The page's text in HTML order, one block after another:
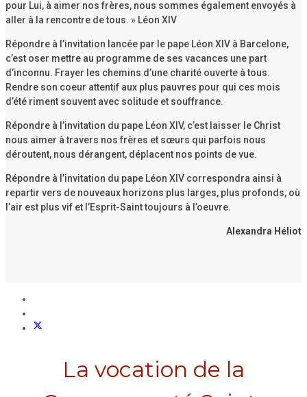
pour Lui, à aimer nos frères, nous sommes également envoyés à
aller à la rencontre de tous. » Léon XIV
Répondre à l’invitation lancée par le pape Léon XIV à Barcelone,
c’est oser mettre au programme de ses vacances une part
d’inconnu. Frayer les chemins d’une charité ouverte à tous.
Rendre son coeur attentif aux plus pauvres pour qui ces mois
d’été riment souvent avec solitude et souffrance.
Répondre à l’invitation du pape Léon XIV, c’est laisser le Christ
nous aimer à travers nos frères et sœurs qui parfois nous
déroutent, nous dérangent, déplacent nos points de vue.
Répondre à l’invitation du pape Léon XIV correspondra ainsi à
repartir vers de nouveaux horizons plus larges, plus profonds, où
l’air est plus vif et l’Esprit-Saint toujours à l’oeuvre.
Alexandra Héliot
La vocation de la